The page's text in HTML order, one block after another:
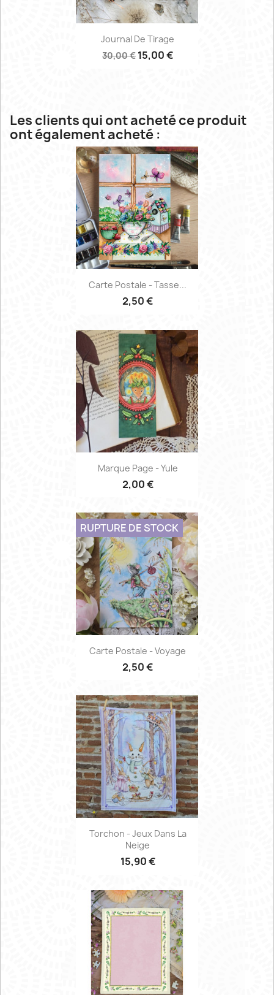
Journal De Tirage
30,00 € 15,00 €
Les clients qui ont acheté ce produit
ont également acheté :
Carte Postale - Tasse...
2,50 €
Marque Page - Yule
2,00 €
Carte Postale - Voyage
2,50 €
RUPTURE DE STOCK
Torchon - Jeux Dans La
Neige
15,90 €